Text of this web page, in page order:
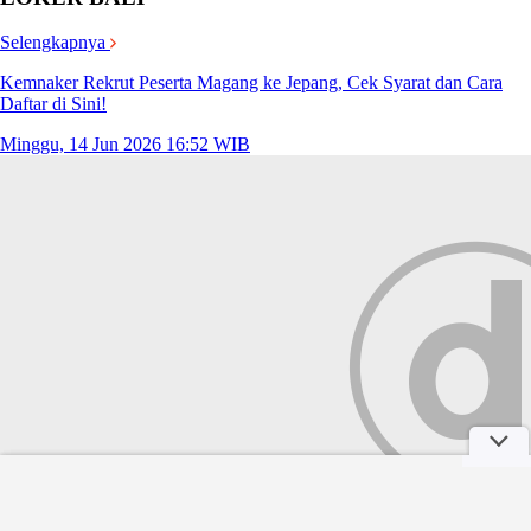
Selengkapnya
Kemnaker Rekrut Peserta Magang ke Jepang, Cek Syarat dan Cara
Daftar di Sini!
Minggu, 14 Jun 2026 16:52 WIB